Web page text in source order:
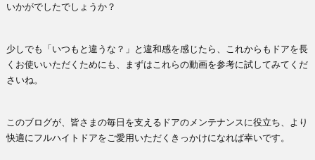
いかがでしたでしょうか？
少しでも「いつもと違うな？」と違和感を感じたら、これからもドアを長
くお使いいただくためにも、まずはこれらの動画を参考に試してみてくだ
さいね。
このブログが、皆さまの毎日を支えるドアのメンテナンスに役立ち、より
快適にフルハイトドアをご愛用いただくきっかけになれば幸いです。